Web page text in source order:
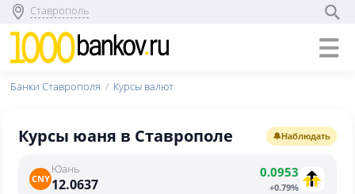
Ставрополь
Банки Ставрополя Курсы валют
Курсы юаня в Ставрополе 🔔Наблюдать
CNY
Юань
12.0637
0.0953
+0.79%